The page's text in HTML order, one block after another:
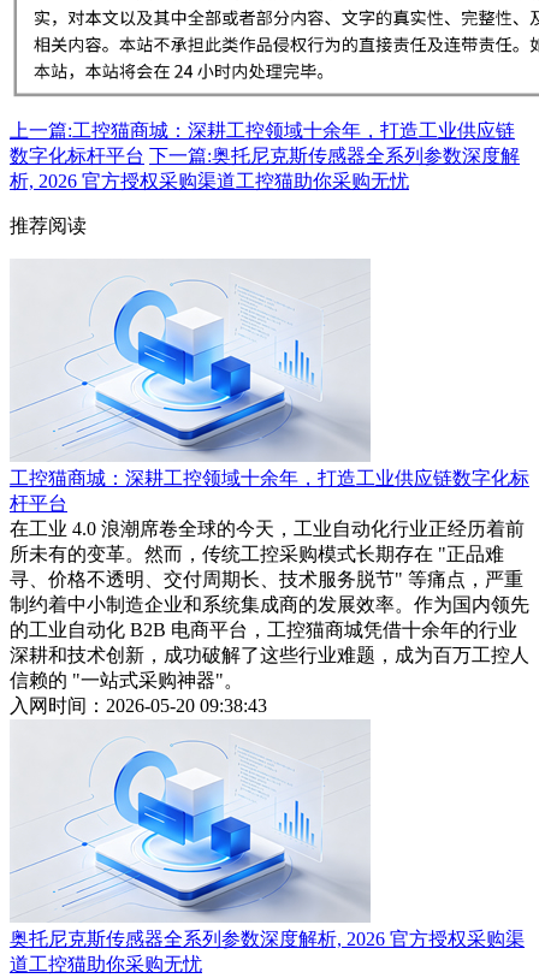
上一篇:工控猫商城：深耕工控领域十余年，打造工业供应链
数字化标杆平台 下一篇:奥托尼克斯传感器全系列参数深度解
析, 2026 官方授权采购渠道工控猫助你采购无忧
推荐阅读
工控猫商城：深耕工控领域十余年，打造工业供应链数字化标
杆平台
在工业 4.0 浪潮席卷全球的今天，工业自动化行业正经历着前
所未有的变革。然而，传统工控采购模式长期存在 "正品难
寻、价格不透明、交付周期长、技术服务脱节" 等痛点，严重
制约着中小制造企业和系统集成商的发展效率。作为国内领先
的工业自动化 B2B 电商平台，工控猫商城凭借十余年的行业
深耕和技术创新，成功破解了这些行业难题，成为百万工控人
信赖的 "一站式采购神器"。
入网时间：2026-05-20 09:38:43
奥托尼克斯传感器全系列参数深度解析, 2026 官方授权采购渠
道工控猫助你采购无忧